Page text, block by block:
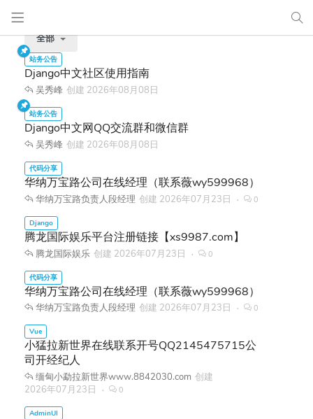
全部
Django中文社区使用指南
吴秀峰 创建 2026年08月08日
Django中文网QQ交流群和微信群
吴秀峰 创建 2026年08月08日
华纳万宝路公司在线经理（联系薇wy599968）
华纳万宝路负责人段经理 创建 2026年07月23日 0
腾龙国际娱乐平台注册链接【xs9987.com】
腾龙国际娱乐 创建 2026年07月23日 0
华纳万宝路公司在线经理（联系薇wy599968）
华纳万宝路负责人段经理 创建 2026年07月23日 0
小猛拉新世界在线联系开号QQ2145475715公
司开经纪人
缅甸小勐拉新世界www.8842030.com 创建
2026年07月23日
0